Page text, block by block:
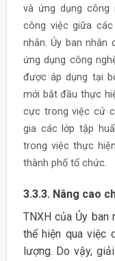
và ứng dụng công
công việc giữa
nhân. Ủy ban nhân
ứng dụng công
được áp dụng tại
mới bắt đầu thực
cực trong việc cử
gia các lớp tập
trong việc thực
thành phố tổ chức.
3.3.3. Nâng cao
TNXH của Ủy ban
thể hiện qua việc
lượng. Do vậy,